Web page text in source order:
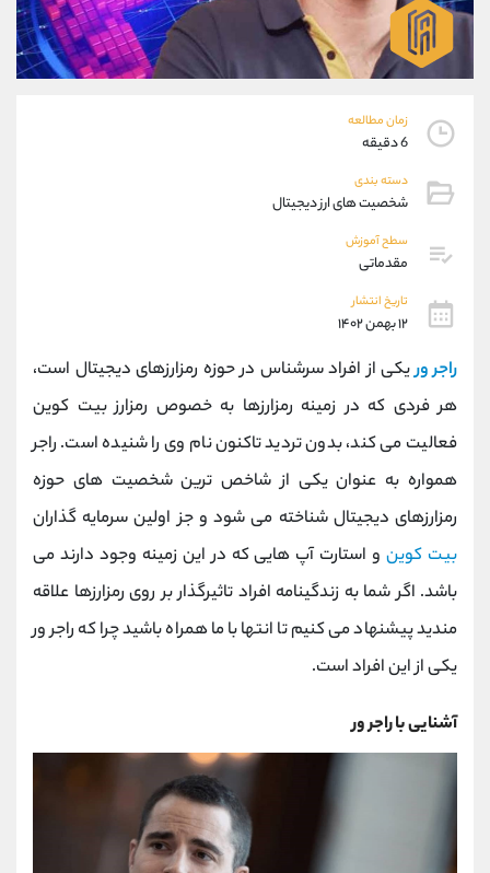
زمان مطالعه
6 دقیقه
دسته بندی
شخصیت های ارز دیجیتال
سطح آموزش
مقدماتی
تاریخ انتشار
۱۲ بهمن ۱۴۰۲
راجر وریکی از افراد سرشناس در حوزه رمزارزهای دیجیتال است،
هر فردی که در زمینه رمزارزها به خصوص رمزارز بیت کوین
فعالیت می کند، بدون تردید تاکنون نام وی را شنیده است. راجر
همواره به عنوان یکی از شاخص ترین شخصیت های حوزه
رمزارزهای دیجیتال شناخته می شود و جز اولین سرمایه گذاران
بیت کوینو استارت آپ هایی که در این زمینه وجود دارند می
باشد. اگر شما به زندگینامه افراد تاثیرگذار بر روی رمزارزها علاقه
مندید پیشنهاد می کنیم تا انتها با ما همراه باشید چرا که راجر ور
یکی از این افراد است.
آشنایی با راجر ور
09927779040
واتساپ شروع گفتگو
تلگرام @Armteam_admin_por
پشتیبان فروش
موبایل
واتساپ
داخلی
اطلاعات تماس (دفتر فروش)
تلفن 021-22021030
بدون پیش شماره 90001030
اینستاگرام @alireza.mehrabii
کانال تلگرام @alirezamehrabi_com